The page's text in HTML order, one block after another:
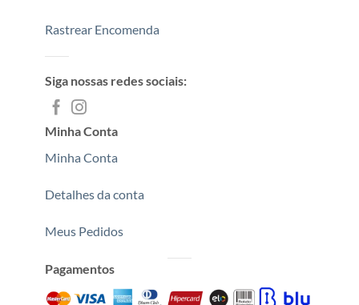
Rastrear Encomenda
Siga nossas redes sociais:
Minha Conta
Minha Conta
Detalhes da conta
Meus Pedidos
Pagamentos